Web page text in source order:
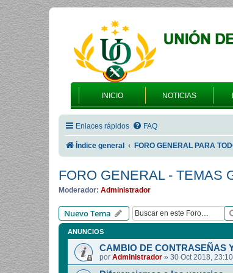
INICIO NOTICIAS
Enlaces rápidos FAQ
Índice general FORO GENERAL PARA
FORO GENERAL - TEMAS
Moderador: Administrador
Nuevo Tema
ANUNCIOS
CAMBIO DE CONTRASEÑAS
por Administrador » 30 Oct 2018, 23:10